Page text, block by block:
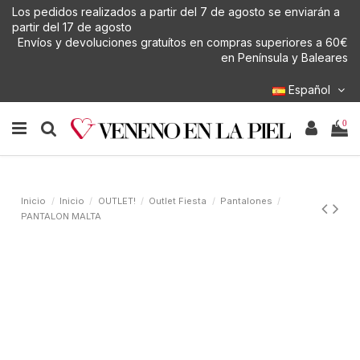
Los pedidos realizados a partir del 7 de agosto se enviarán a
partir del 17 de agosto
Envíos y devoluciones gratuítos en compras superiores a 60€
en Península y Baleares
Español
0
Inicio Inicio OUTLET! Outlet Fiesta
Pantalones
PANTALON MALTA